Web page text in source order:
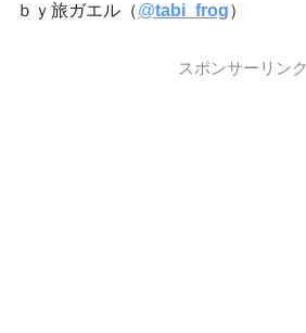
ｂｙ旅ガエル（@tabi_frog）
スポンサーリンク